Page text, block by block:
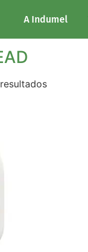
A Indumel
com